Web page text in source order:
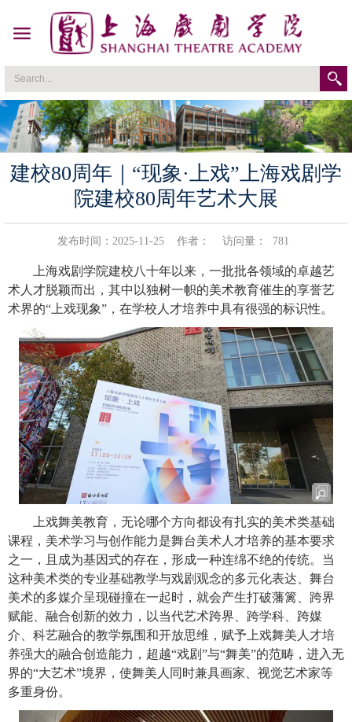
建校80周年｜“现象·上戏”上海戏剧学
院建校80周年艺术大展
发布时间：2025-11-25 作者： 访问量： 781
上海戏剧学院建校八十年以来，一批批各领域的卓越艺
术人才脱颖而出，其中以独树一帜的美术教育催生的享誉艺
术界的“ 上戏现象” ，在学校人才培养中具有很强的标识性。
上戏舞美教育，无论哪个方向都设有扎实的美术类基础
课程，美术学习与创作能力是舞台美术人才培养的基本要求
之一，且成为基因式的存在，形成一种连绵不绝的传统。当
这种美术类的专业基础教学与戏剧观念的多元化表达、舞台
美术的多媒介呈现碰撞在一起时，就会产生打破藩篱、跨界
赋能、融合创新的效力，以当代艺术跨界、跨学科、跨媒
介、科艺融合的教学氛围和开放思维，赋予上戏舞美人才培
养强大的融合创造能力，超越“戏剧”与“舞美”的范畴，进入无
界的“大艺术”境界，使舞美人同时兼具画家、视觉艺术家等
多重身份。